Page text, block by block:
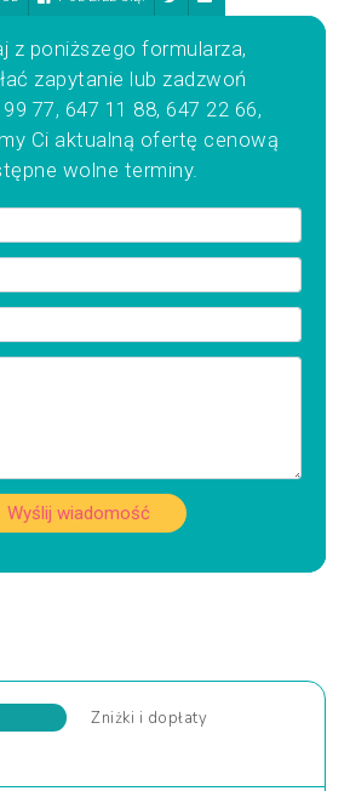
z poniższego formularza,
zapytanie lub zadzwoń
77, 647 11 88, 647 22 66,
Ci aktualną ofertę cenową
wolne terminy.
Wyślij wiadomość
Zniżki i dopłaty